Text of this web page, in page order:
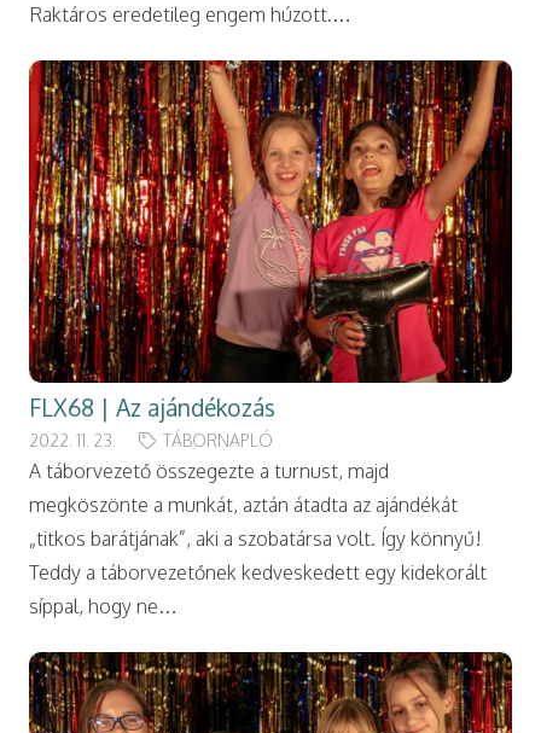
Raktáros eredetileg engem húzott.…
FLX68 | Az ajándékozás
2022. 11. 23. TÁBORNAPLÓ
A táborvezető összegezte a turnust, majd
megköszönte a munkát, aztán átadta az ajándékát
„titkos barátjának”, aki a szobatársa volt. Így könnyű!
Teddy a táborvezetőnek kedveskedett egy kidekorált
síppal, hogy ne…